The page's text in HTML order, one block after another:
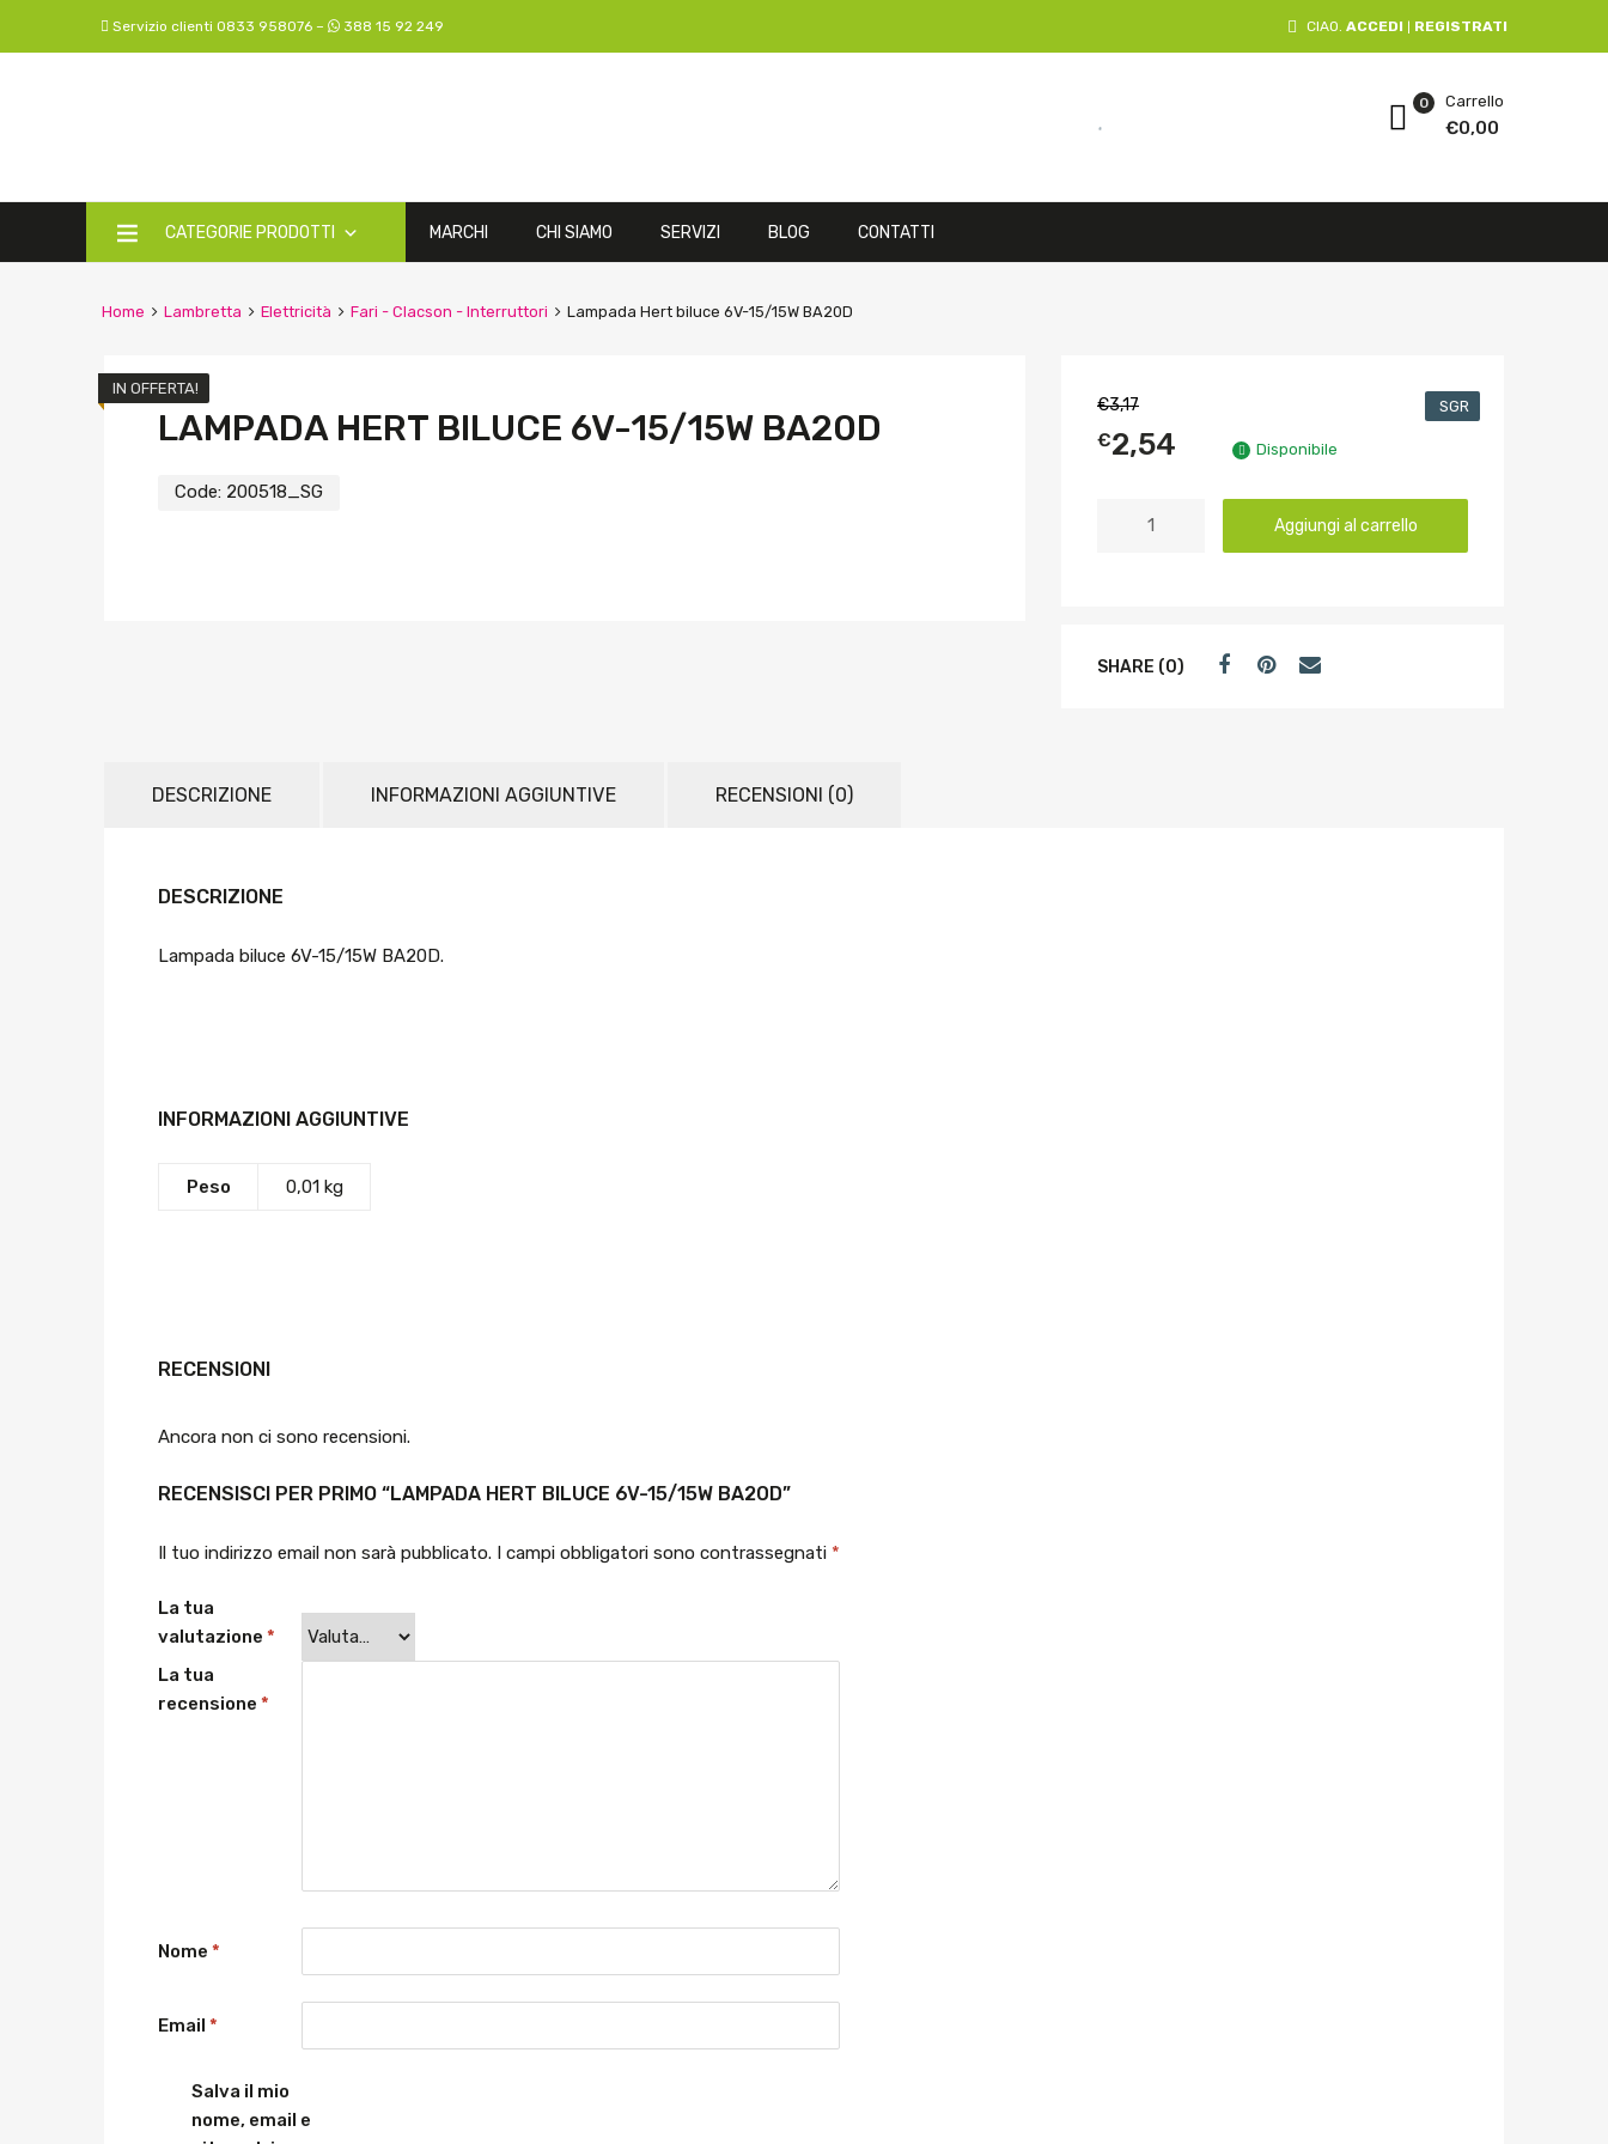
Servizio clienti 0833 958076 – 388 15 92 249 CIAO. ACCEDI REGISTRATI
Carrello
€0,00
0
CATEGORIE PRODOTTI MARCHI CHI SIAMO SERVIZI BLOG CONTATTI
Home Lambretta Elettricità Fari - Clacson - Interruttori Lampada Hert biluce 6V-15/15W BA20D
LAMPADA HERT BILUCE 6V-15/15W BA20D
Code: 200518_SG
IN OFFERTA!
€3,17
€2,54
SGR
Disponibile
Aggiungi al carrello
SHARE (0)
DESCRIZIONE INFORMAZIONI AGGIUNTIVE RECENSIONI (0)
DESCRIZIONE
Lampada biluce 6V-15/15W BA20D.
INFORMAZIONI AGGIUNTIVE
Peso 0,01 kg
RECENSIONI
Ancora non ci sono recensioni.
RECENSISCI PER PRIMO “LAMPADA HERT BILUCE 6V-15/15W BA20D”
Il tuo indirizzo email non sarà pubblicato. I campi obbligatori sono contrassegnati *
La tua
valutazione *
La tua
recensione *
Nome *
Email *
Salva il mio
nome, email e